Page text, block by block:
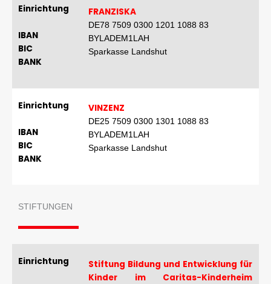
Einrichtung
IBAN
BIC
BANK
FRANZISKA
DE78 7509 0300 1201 1088 83
BYLADEM1LAH
Sparkasse Landshut
Einrichtung
IBAN
BIC
BANK
VINZENZ
DE25 7509 0300 1301 1088 83
BYLADEM1LAH
Sparkasse Landshut
STIFTUNGEN
Einrichtung
Stiftung Bildung und Entwicklung für
Kinder im Caritas-Kinderheim